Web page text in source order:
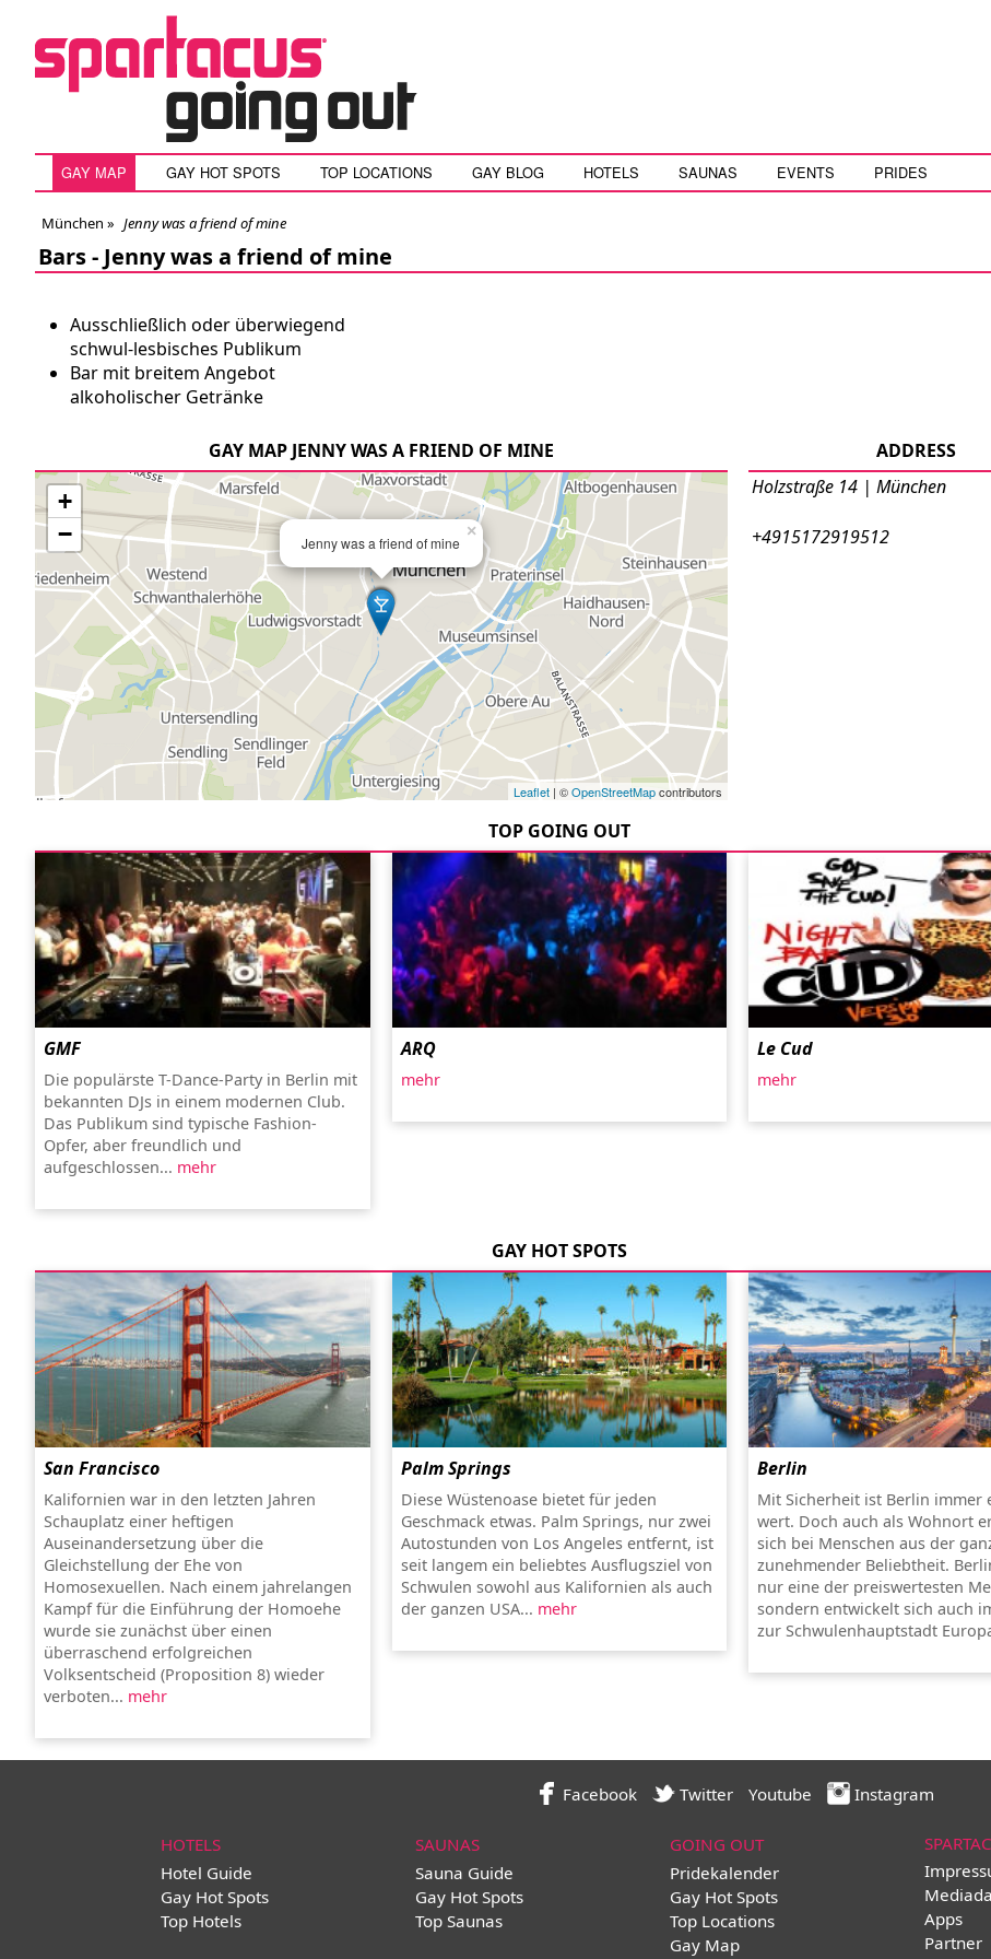
GAY MAP GAY HOT SPOTS TOP LOCATIONS GAY BLOG HOTELS SAUNAS EVENTS PRIDES
München » Jenny was a friend of mine
Bars - Jenny was a friend of mine
Ausschließlich oder überwiegend
schwul-lesbisches Publikum
Bar mit breitem Angebot
alkoholischer Getränke
ADDRESS
Holzstraße 14 | München
+4915172919512
GAY MAP JENNY WAS A FRIEND OF MINE
Jenny was a friend of mine
×
+
−
Leaflet| ©OpenStreetMapcontributors
TOP GOING OUT
GMF
Die populärste T-Dance-Party in Berlin mit
bekannten DJs in einem modernen Club.
Das Publikum sind typische Fashion-
Opfer, aber freundlich und
aufgeschlossen... mehr
ARQ
mehr
Le Cud
mehr
GAY HOT SPOTS
San Francisco
Kalifornien war in den letzten Jahren
Schauplatz einer heftigen
Auseinandersetzung über die
Gleichstellung der Ehe von
Homosexuellen. Nach einem jahrelangen
Kampf für die Einführung der Homoehe
wurde sie zunächst über einen
überraschend erfolgreichen
Volksentscheid (Proposition 8) wieder
verboten... mehr
Palm Springs
Diese Wüstenoase bietet für jeden
Geschmack etwas. Palm Springs, nur zwei
Autostunden von Los Angeles entfernt, ist
seit langem ein beliebtes Ausflugsziel von
Schwulen sowohl aus Kalifornien als auch
der ganzen USA... mehr
Berlin
Mit Sicherheit ist Berlin immer
wert. Doch auch als Wohnort
sich bei Menschen aus der
zunehmender Beliebtheit.
nur eine der preiswertesten
sondern entwickelt sich auch
zur Schwulenhauptstadt
Facebook Twitter Youtube Instagram
HOTELS
Hotel Guide
Gay Hot Spots
Top Hotels
SAUNAS
Sauna Guide
Gay Hot Spots
Top Saunas
GOING OUT
Pridekalender
Gay Hot Spots
Top Locations
Gay Map
Apps
Partner